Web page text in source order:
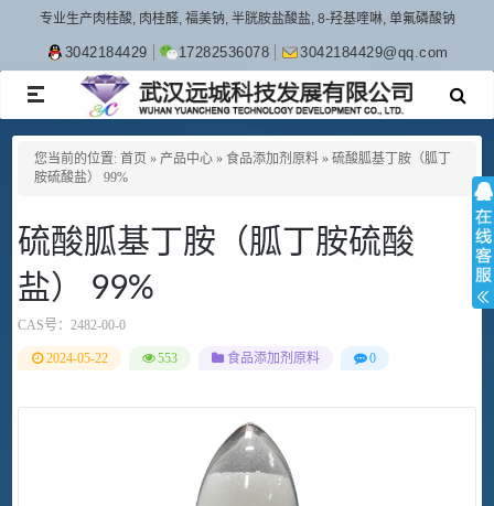
专业生产肉桂酸, 肉桂醛, 福美钠, 半胱胺盐酸盐, 8-羟基喹啉, 单氟磷酸钠
3042184429 17282536078 3042184429@qq.com
TOGGLE
NAVIGATION
您当前的位置: 首页 » 产品中心 » 食品添加剂原料 » 硫酸胍基丁胺（胍丁
胺硫酸盐） 99%
硫酸胍基丁胺（胍丁胺硫酸
盐） 99%
CAS号： 2482-00-0
2024-05-22 553 食品添加剂原料 0